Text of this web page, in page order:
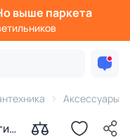
выше паркета
Аксессуары
с